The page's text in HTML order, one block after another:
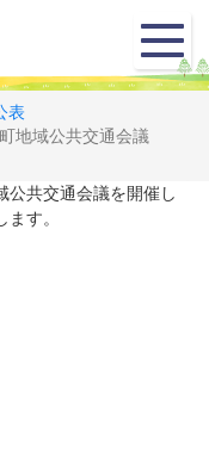
メ
ニ
ュ
表
地域公共交通会議
共交通会議を開催し
す。